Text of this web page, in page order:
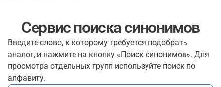
Сервис поиска синонимов
Введите слово, к которому требуется подобрать
аналог, и нажмите на кнопку «Поиск синонимов». Для
просмотра отдельных групп используйте поиск по
алфавиту.